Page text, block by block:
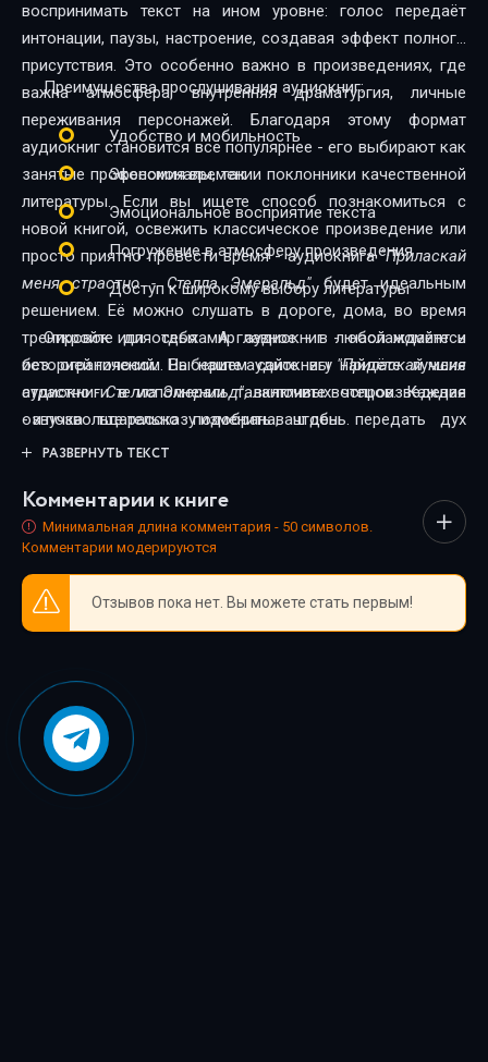
воспринимать текст на ином уровне: голос передаёт
интонации, паузы, настроение, создавая эффект полного
присутствия. Это особенно важно в произведениях, где
важна атмосфера, внутренняя драматургия, личные
переживания персонажей. Благодаря этому формат
аудиокниг становится всё популярнее - его выбирают как
занятые профессионалы, так и поклонники качественной
литературы. Если вы ищете способ познакомиться с
новой книгой, освежить классическое произведение или
просто приятно провести время - аудиокнига"Приласкай
меня страстно - Стелла Эмеральд"будет идеальным
решением. Её можно слушать в дороге, дома, во время
тренировок или отдыха. А главное - в любой момент и
без ограничений. На нашем сайте вы найдёте лучшие
аудиокниги в исполнении талантливых чтецов. Каждая
озвучка тщательно подобрана, чтобы передать дух
произведения и сделать прослушивание максимально
триллеры и любовные истории - мы собрали всё, чтобы
каждый нашёл книгу по душе.
Преимущества прослушивания аудиокниг:
Удобство и мобильность
Экономия времени
Эмоциональное восприятие текста
Погружение в атмосферу произведения
Доступ к широкому выбору литературы
Откройте для себя мир аудиокниг - наслаждайтесь
историей голосом. Выберите аудиокнигу "Приласкай меня
страстно - Стелла Эмеральд", включите воспроизведение
- и позвольте рассказу изменить ваш день.
РАЗВЕРНУТЬ ТЕКСТ
Комментарии к книге
Минимальная длина комментария - 50 символов.
Комментарии модерируются
Отзывов пока нет. Вы можете стать первым!